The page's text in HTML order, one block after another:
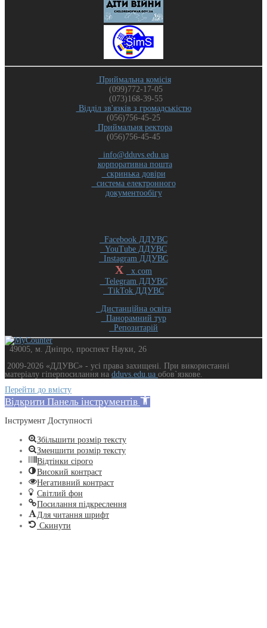
Приймальна комісія
(099)772-17-05
(073)168-39-55
Відділ зв'язків з громадськістю
(056)756-45-25
Приймальня ректора
(056)756-45-45
info@dduvs.edu.ua
корпоративна пошта
скринька довіри
система електронного
документообігу
Facebook ДДУВС
YouTube ДДУВС
Instagram ДДУВС
X
x.com
Telegram ДДУВС
TikTok ДДУВС
Дистанційна освіта
Панорамний тур
Репозитарій
49005, м. Дніпро, проспект Науки, 26
2009-2026 «ДДУВС» - усi права захищенi. При використанні
матеріалу гіперпосилання на dduvs.edu.ua обов`язкове.
Перейти до вмісту
Відкрити Панель інструментів
Інструмент Доступності
Збільшити розмір тексту
Зменшити розмір тексту
Відтінки сірого
Високий контраст
Негативний контраст
Світлий фон
Посилання підкреслення
Для читання шрифт
Скинути